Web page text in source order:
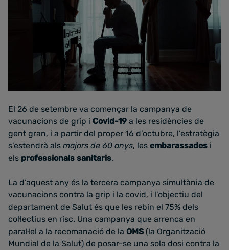
El 26 de setembre va començar la campanya de
vacunacions de grip i Covid-19 a les residències de
gent gran, i a partir del proper 16 d’octubre, l’estratègia
s'estendrà als majors de 60 anys, les embarassades i
els professionals sanitaris.
La d’aquest any és la tercera campanya simultània de
vacunacions contra la grip i la covid, i l'objectiu del
departament de Salut és que les rebin el 75% dels
col·lectius en risc. Una campanya que arrenca en
paral·lel a la recomanació de la OMS(la Organització
Mundial de la Salut) de posar-se una sola dosi contra la